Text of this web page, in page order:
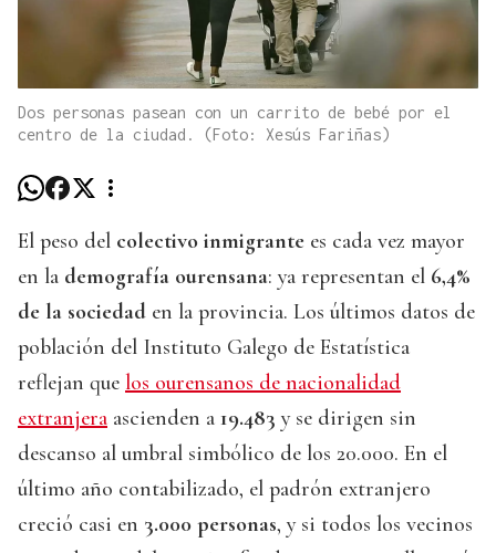
Dos personas pasean con un carrito de bebé por el
centro de la ciudad. (Foto: Xesús Fariñas)
El peso del colectivo inmigrante es cada vez mayor
en la demografía ourensana: ya representan el 6,4%
de la sociedad en la provincia. Los últimos datos de
población del Instituto Galego de Estatística
reflejan que los ourensanos de nacionalidad
extranjera ascienden a 19.483 y se dirigen sin
descanso al umbral simbólico de los 20.000. En el
último año contabilizado, el padrón extranjero
creció casi en 3.000 personas, y si todos los vecinos